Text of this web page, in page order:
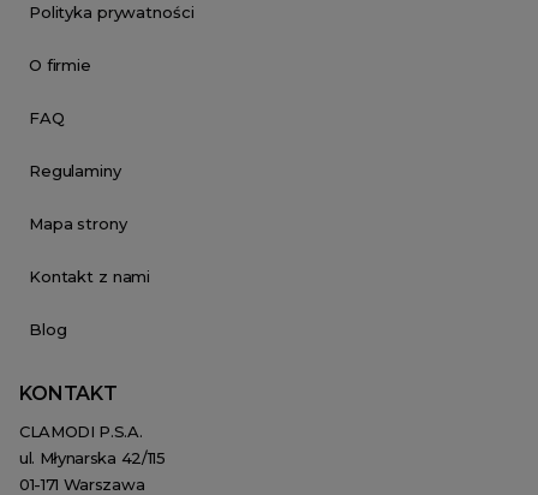
Polityka prywatności
O firmie
FAQ
Regulaminy
Mapa strony
Kontakt z nami
Blog
KONTAKT
CLAMODI P.S.A.
ul. Młynarska 42/115
01-171 Warszawa